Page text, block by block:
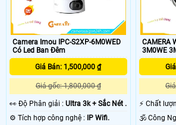
Camera Imou IPC-S2XP-6M0WED
Có Led Ban Đêm
Giá Bán: 1,500,000 ₫
Giá gốc: 1,800,000 ₫
️👀 Độ Phân giải : Ultra 3k + Sắc Nét .
⚙ Tích hợp công nghệ : IP Wifi.
CAMERA
️⚡ Chất